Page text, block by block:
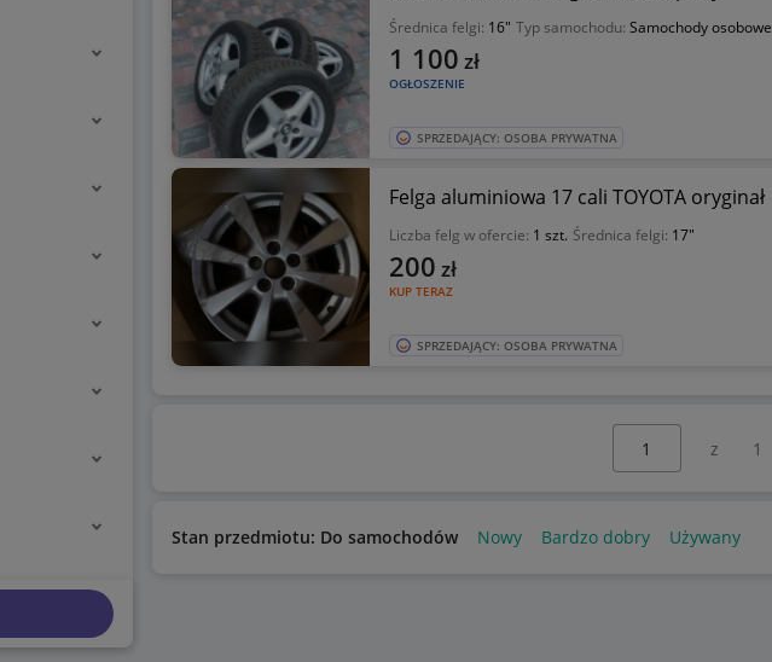
Średnica felgi: 16" Typ samochodu: Samochody osobowe
OGŁOSZENIE
1 100 zł
SPRZEDAJĄCY: OSOBA PRYWATNA
Felga aluminiowa 17 cali TOYOTA oryginał
Liczba felg w ofercie: 1 szt. Średnica felgi: 17"
KUP TERAZ
200 zł
SPRZEDAJĄCY: OSOBA PRYWATNA
z 1
Stan przedmiotu: Do samochodów Nowy Bardzo dobry Używany